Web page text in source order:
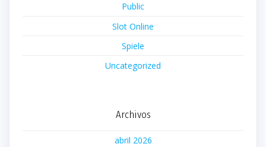
Public
Slot Online
Spiele
Uncategorized
Archivos
abril 2026